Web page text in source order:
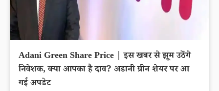
Adani Green Share Price | इस खबर से झूम उठेंगे
निवेशक, क्या आपका है दाव? अडानी ग्रीन शेयर पर आ
गई अपडेट